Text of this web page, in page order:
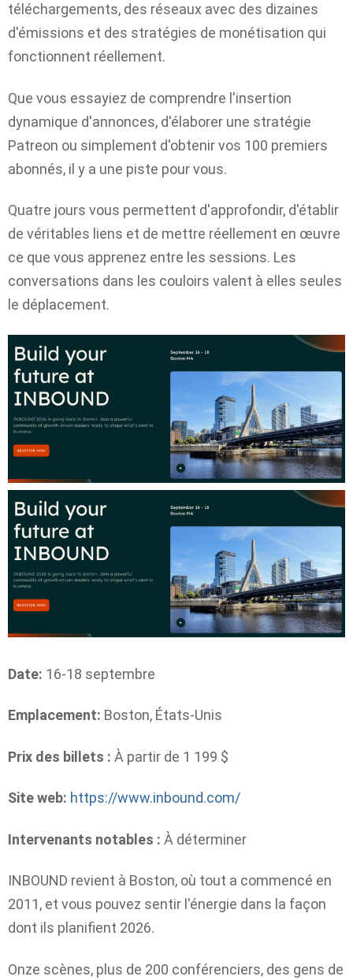
téléchargements, des réseaux avec des dizaines
d'émissions et des stratégies de monétisation qui
fonctionnent réellement.
Que vous essayiez de comprendre l'insertion
dynamique d'annonces, d'élaborer une stratégie
Patreon ou simplement d'obtenir vos 100 premiers
abonnés, il y a une piste pour vous.
Quatre jours vous permettent d'approfondir, d'établir
de véritables liens et de mettre réellement en œuvre
ce que vous apprenez entre les sessions. Les
conversations dans les couloirs valent à elles seules
le déplacement.
Date: 16-18 septembre
Emplacement: Boston, États-Unis
Prix ​​des billets : À partir de 1 199 $
Site web: https://www.inbound.com/
Intervenants notables : À déterminer
INBOUND revient à Boston, où tout a commencé en
2011, et vous pouvez sentir l'énergie dans la façon
dont ils planifient 2026.
Onze scènes, plus de 200 conférenciers, des gens de